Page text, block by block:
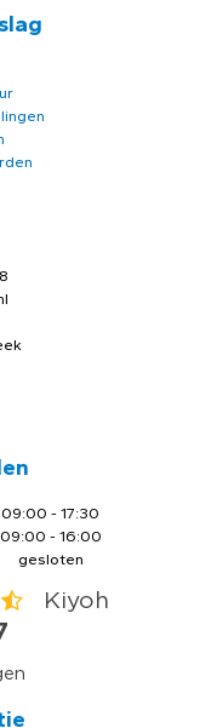
09:00 - 17:30
09:00 - 16:00
gesloten